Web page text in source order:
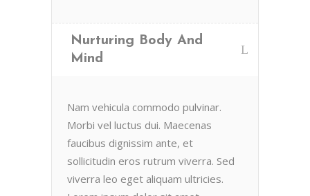
Nurturing Body And
Mind
Nam vehicula commodo pulvinar.
Morbi vel luctus dui. Maecenas
faucibus dignissim ante, et
sollicitudin eros rutrum viverra. Sed
viverra leo eget aliquam ultricies.